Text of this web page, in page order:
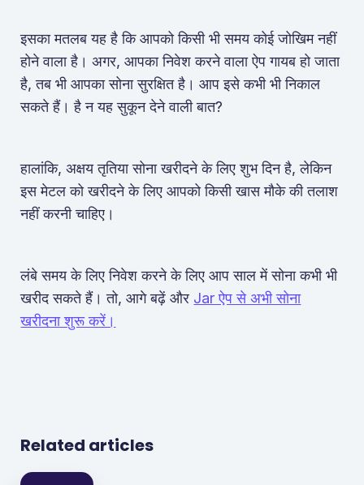
इसका मतलब यह है कि आपको किसी भी समय कोई जोखिम नहीं
होने वाला है। अगर, आपका निवेश करने वाला ऐप गायब हो जाता
है, तब भी आपका सोना सुरक्षित है। आप इसे कभी भी निकाल
सकते हैं। है न यह सुकून देने वाली बात?
हालांकि, अक्षय तृतिया सोना खरीदने के लिए शुभ दिन है, लेकिन
इस मेटल को खरीदने के लिए आपको किसी खास मौके की तलाश
नहीं करनी चाहिए।
लंबे समय के लिए निवेश करने के लिए आप साल में सोना कभी भी
खरीद सकते हैं। तो, आगे बढ़ें और Jar ऐप से अभी सोना
खरीदना शुरू करें।
Related articles